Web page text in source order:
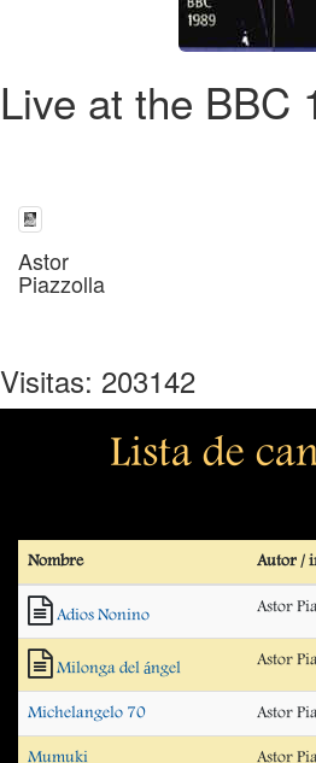
Live at the BBC
Astor
Piazzolla
Visitas: 203142
Lista de
Nombre Autor /
Adios Nonino Astor
Milonga del ángel Astor
Michelangelo 70 Astor
Mumuki Astor